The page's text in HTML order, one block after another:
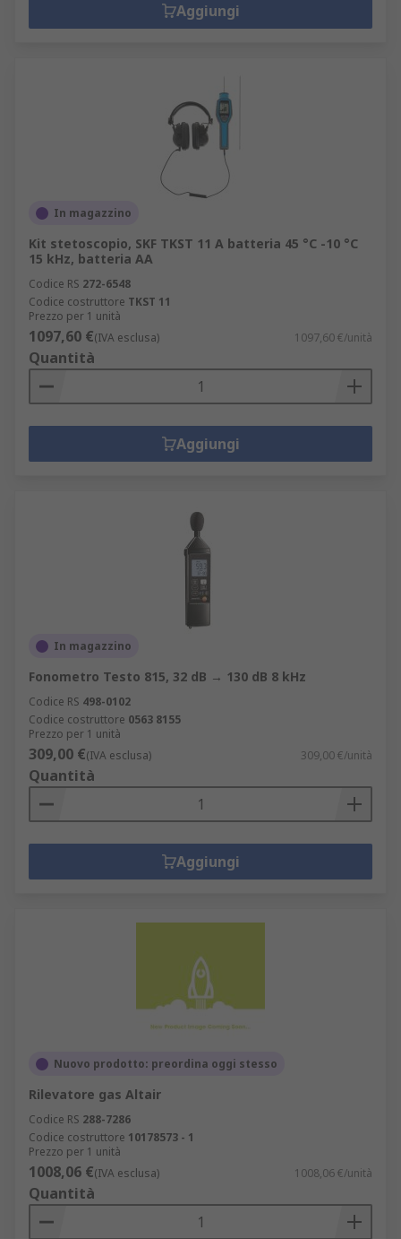
Aggiungi
In magazzino
Kit stetoscopio, SKF TKST 11 A batteria 45 °C -10 °C
15 kHz, batteria AA
Codice RS 272-6548
Codice costruttore TKST 11
Prezzo per 1 unità
1097,60 €(IVA esclusa) 1097,60 €/unità
Quantità
Aggiungi
In magazzino
Fonometro Testo 815, 32 dB → 130 dB 8 kHz
Codice RS 498-0102
Codice costruttore 0563 8155
Prezzo per 1 unità
309,00 €(IVA esclusa) 309,00 €/unità
Quantità
Aggiungi
Nuovo prodotto: preordina oggi stesso
Rilevatore gas Altair
Codice RS 288-7286
Codice costruttore 10178573 - 1
Prezzo per 1 unità
1008,06 €(IVA esclusa) 1008,06 €/unità
Quantità